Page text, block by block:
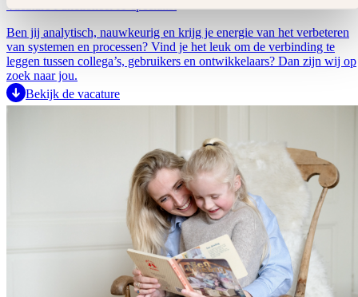
Vacature Functioneel IT-specialist
Ben jij analytisch, nauwkeurig en krijg je energie van het verbeteren
van systemen en processen? Vind je het leuk om de verbinding te
leggen tussen collega’s, gebruikers en ontwikkelaars? Dan zijn wij op
zoek naar jou.
Bekijk de vacature